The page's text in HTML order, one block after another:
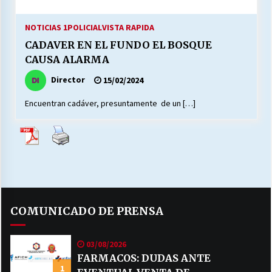
LABORAL:
13/07/2026
25/06/2026
16/06/2026
MUNICIPALIDADES, HONORARIOS, DESPIDOS
28/05/2026
NOTICIAS 1POLICIALVISTA RAPIDA
CADAVER EN EL FUNDO EL BOSQUE
CAUSA ALARMA
Director 15/02/2024
Encuentran cadáver, presuntamente de un […]
COMUNICADO DE PRENSA
1
03/08/2026
FARMACOS: DUDAS ANTE